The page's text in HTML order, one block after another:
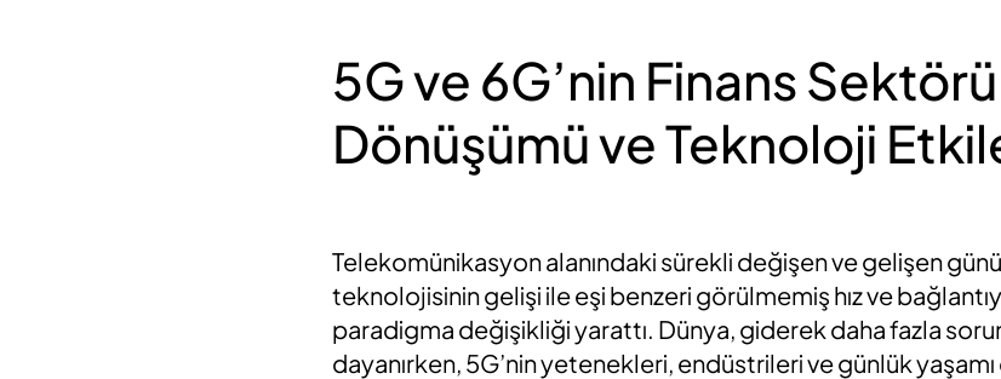
5G ve 6G’nin Finans
Dönüşümü ve Teknoloji
Telekomünikasyon alanındaki sürekli değişen ve gelişen
teknolojisinin gelişi ile eşi benzeri görülmemiş hız ve
paradigma değişikliği yarattı. Dünya, giderek daha fazla
dayanırken, 5G’nin yetenekleri, endüstrileri ve günlük